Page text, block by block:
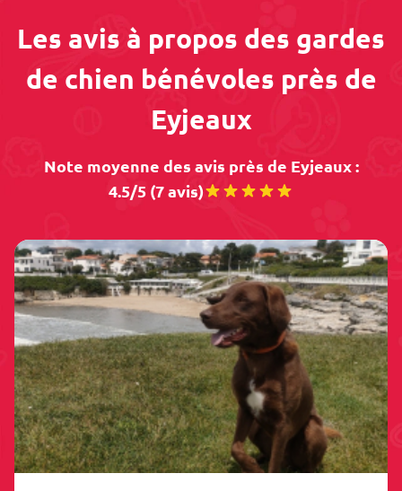
Les avis à propos des gardes
de chien bénévoles près de
Eyjeaux
Note moyenne des avis près de Eyjeaux :
4.5/5 (7 avis)